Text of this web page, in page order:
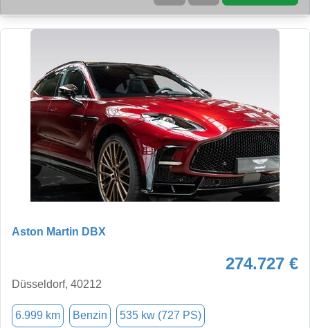
Aston Martin DBX
274.727 €
Düsseldorf, 40212
6.999 km Benzin 535 kw (727 PS)